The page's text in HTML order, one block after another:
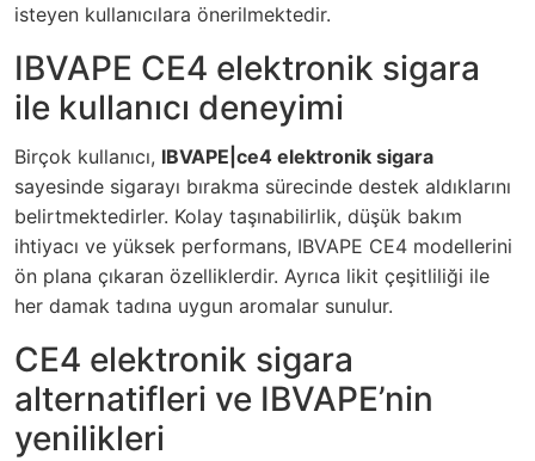
isteyen kullanıcılara önerilmektedir.
IBVAPE CE4 elektronik sigara
ile kullanıcı deneyimi
Birçok kullanıcı, IBVAPE|ce4 elektronik sigara
sayesinde sigarayı bırakma sürecinde destek aldıklarını
belirtmektedirler. Kolay taşınabilirlik, düşük bakım
ihtiyacı ve yüksek performans, IBVAPE CE4 modellerini
ön plana çıkaran özelliklerdir. Ayrıca likit çeşitliliği ile
her damak tadına uygun aromalar sunulur.
CE4 elektronik sigara
alternatifleri ve IBVAPE’nin
yenilikleri